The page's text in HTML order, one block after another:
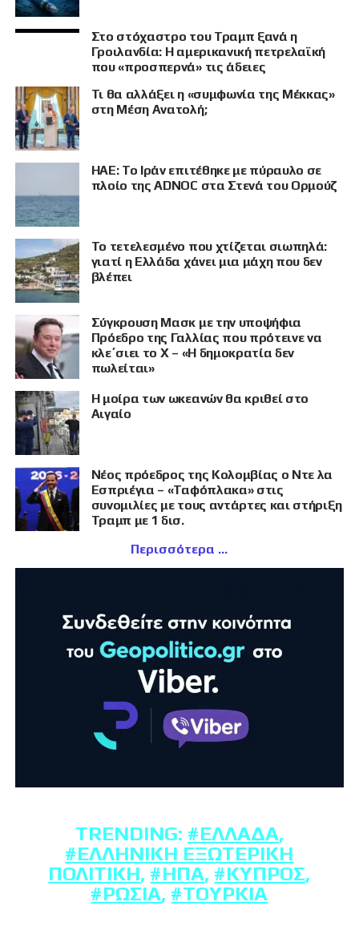
Στο στόχαστρο του Τραμπ ξανά η
Γροιλανδία: Η αμερικανική πετρελαϊκή
που «προσπερνά» τις άδειες
Τι θα αλλάξει η «συμφωνία της Μέκκας»
στη Μέση Ανατολή;
ΗΑΕ: Το Ιράν επιτέθηκε με πύραυλο σε
πλοίο της ADNOC στα Στενά του Ορμούζ
Το τετελεσμένο που χτίζεται σιωπηλά:
γιατί η Ελλάδα χάνει μια μάχη που δεν
βλέπει
Σύγκρουση Μασκ με την υποψήφια
Πρόεδρο της Γαλλίας που πρότεινε να
κλε΄σιει το X – «Η δημοκρατία δεν
πωλείται»
Η μοίρα των ωκεανών θα κριθεί στο
Αιγαίο
Νέος πρόεδρος της Κολομβίας ο Ντε λα
Εσπριέγια – «Ταφόπλακα» στις
συνομιλίες με τους αντάρτες και στήριξη
Τραμπ με 1 δισ.
Περισσότερα
TRENDING: #ΕΛΛΆΔΑ,
#ΕΛΛΗΝΙΚΉ ΕΞΩΤΕΡΙΚΉ
ΠΟΛΙΤΙΚΉ, #ΗΠΑ, #ΚΎΠΡΟΣ,
#ΡΩΣΊΑ, #ΤΟΥΡΚΊΑ